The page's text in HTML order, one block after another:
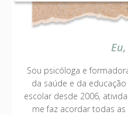
Sou psicóloga e
da saúde e da
escolar desde 2006,
me faz acordar todas as